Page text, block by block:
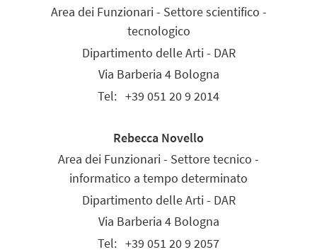
Area dei Funzionari - Settore scientifico -
tecnologico
Dipartimento delle Arti - DAR
Via Barberia 4 Bologna
Tel: +39 051 20 9 2014
Rebecca Novello
Area dei Funzionari - Settore tecnico -
informatico a tempo determinato
Dipartimento delle Arti - DAR
Via Barberia 4 Bologna
Tel: +39 051 20 9 2057